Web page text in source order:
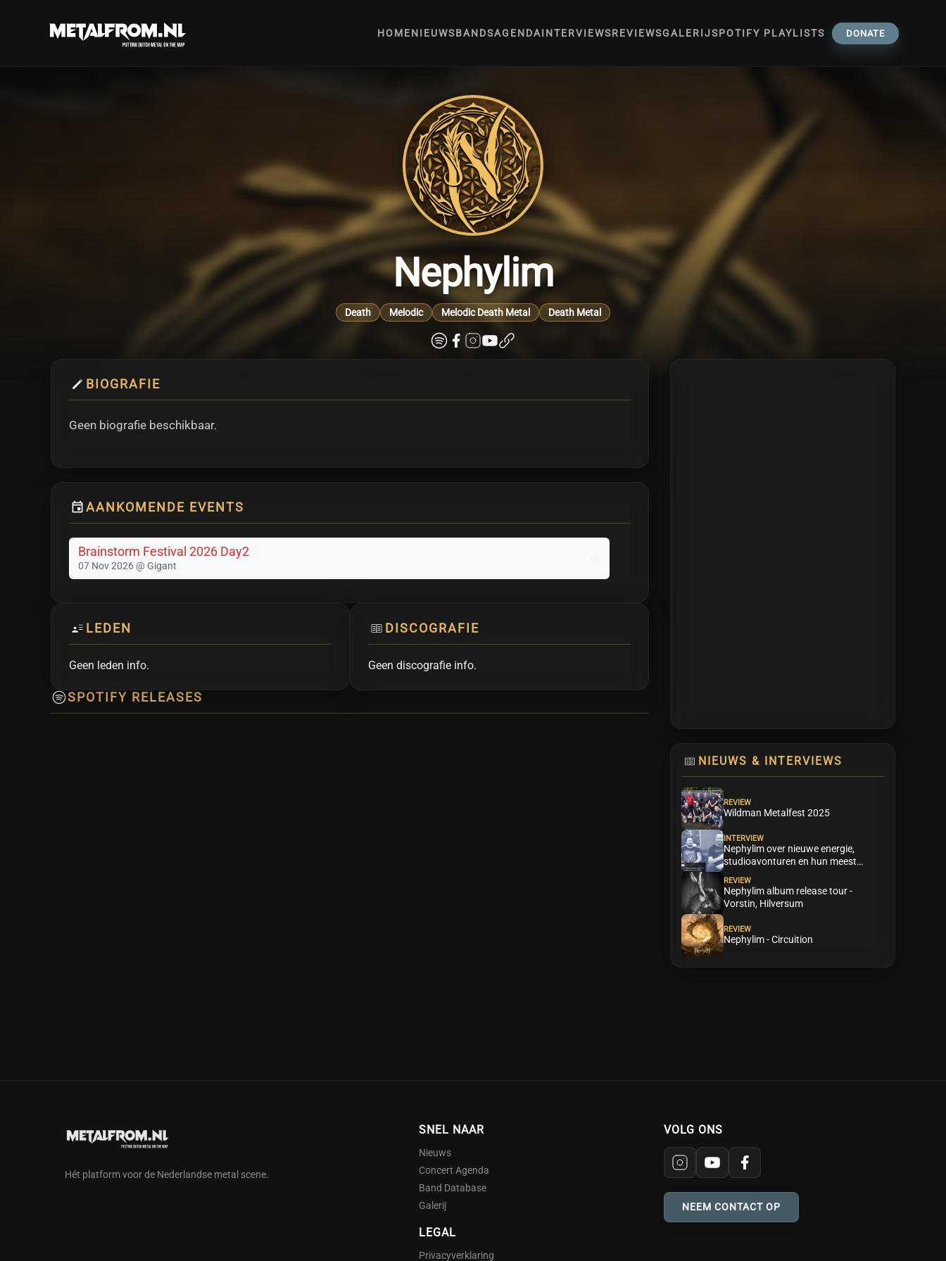
HOMENIEUWSBANDSAGENDAINTERVIEWSREVIEWSGALERIJSPOTIFY PLAYLISTS DONATE
Nephylim
Death Melodic Melodic Death Metal Death Metal
BIOGRAFIE
Geen biografie beschikbaar.
AANKOMENDE EVENTS
Brainstorm Festival 2026 Day2
07 Nov 2026 @ Gigant
LEDEN
Geen leden info.
DISCOGRAFIE
Geen discografie info.
SPOTIFY RELEASES
NIEUWS & INTERVIEWS
REVIEW
Wildman Metalfest 2025
INTERVIEW
Nephylim over nieuwe energie,
studioavonturen en hun meest
persoonlijke plaat tot nu toe
REVIEW
Nephylim album release tour -
Vorstin, Hilversum
REVIEW
Nephylim - Circuition
Hét platform voor de Nederlandse metal scene.
SNEL NAAR
Nieuws
Concert Agenda
Band Database
Galerij
LEGAL
Privacyverklaring
VOLG ONS
NEEM CONTACT OP